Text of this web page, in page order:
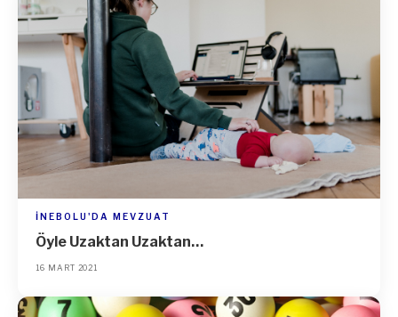
İNEBOLU'DA MEVZUAT
Öyle Uzaktan Uzaktan…
16 MART 2021